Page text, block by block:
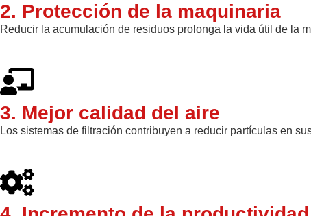
2. Protección de la maquinaria
Reducir la acumulación de residuos prolonga la vida útil de la
3. Mejor calidad del aire
Los sistemas de filtración contribuyen a reducir partículas en